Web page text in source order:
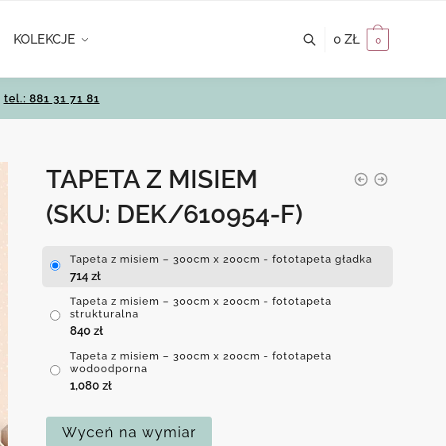
KOLEKCJE 0 ZŁ 0
tel.: 881 31 71 81
TAPETA Z MISIEM
(SKU: DEK/610954-F)
Tapeta z misiem – 300cm x 200cm - fototapeta gładka
714 zł
Tapeta z misiem – 300cm x 200cm - fototapeta
strukturalna
840 zł
Tapeta z misiem – 300cm x 200cm - fototapeta
wodoodporna
1,080 zł
Wyceń na wymiar